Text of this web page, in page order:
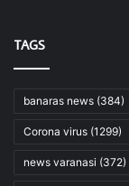
TAGS
banaras news (384)
Corona virus (1299)
news varanasi (372)